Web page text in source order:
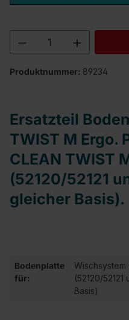
Produkt Anzahl:
Produktnummer: 89234
Ersatzteil
TWIST M Ergo.
CLEAN TWIST
(52120/52121
gleicher Basis).
Bodenplatte
für:
Wischsystem
(52120/
Basis)